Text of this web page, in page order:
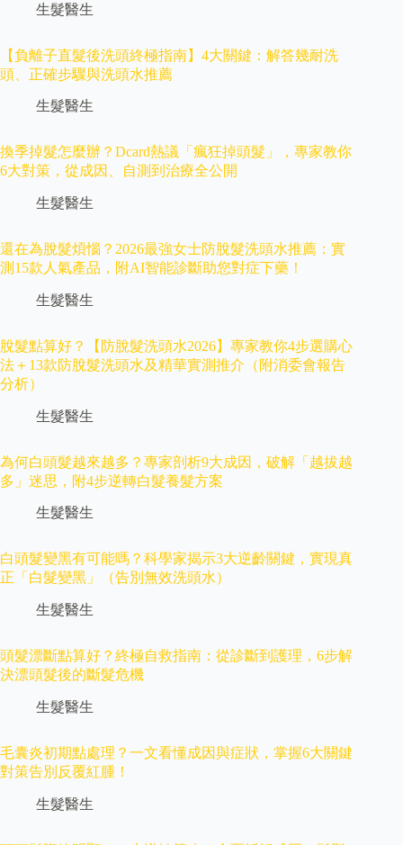
生髮醫生
【負離子直髮後洗頭終極指南】4大關鍵：解答幾耐洗
頭、正確步驟與洗頭水推薦
生髮醫生
換季掉髮怎麼辦？Dcard熱議「瘋狂掉頭髮」，專家教你
6大對策，從成因、自測到治療全公開
生髮醫生
還在為脫髮煩惱？2026最強女士防脫髮洗頭水推薦：實
測15款人氣產品，附AI智能診斷助您對症下藥！
生髮醫生
脫髮點算好？【防脫髮洗頭水2026】專家教你4步選購心
法＋13款防脫髮洗頭水及精華實測推介（附消委會報告
分析）
生髮醫生
為何白頭髮越來越多？專家剖析9大成因，破解「越拔越
多」迷思，附4步逆轉白髮養髮方案
生髮醫生
白頭髮變黑有可能嗎？科學家揭示3大逆齡關鍵，實現真
正「白髮變黑」（告別無效洗頭水）
生髮醫生
頭髮漂斷點算好？終極自救指南：從診斷到護理，6步解
決漂頭髮後的斷髮危機
生髮醫生
毛囊炎初期點處理？一文看懂成因與症狀，掌握6大關鍵
對策告別反覆紅腫！
生髮醫生